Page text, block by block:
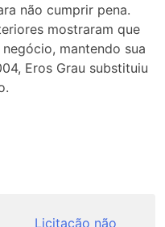
não cumprir pena.
mostraram que
mantendo sua
Eros Grau substituiu
Licitação não